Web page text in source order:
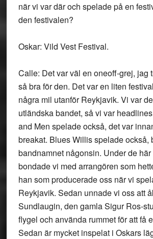
när vi var där och spelade på en
den festivalen?
Oskar: Vild Vest Festival.
Calle: Det var väl en oneoff-grej, jag
så bra för den. Det var en liten
några mil utanför Reykjavik. Vi var
utländska bandet, så vi var
and Men spelade också, det var
breakat. Blues Willis spelade också,
bandnamnet någonsin. Under de
bondade vi med arrangören som
han som producerade oss när vi
Reykjavik. Sedan unnade vi oss att
Sundlaugin, den gamla Sigur Ros-
flygel och använda rummet för att få
Sedan är mycket inspelat i Oskars